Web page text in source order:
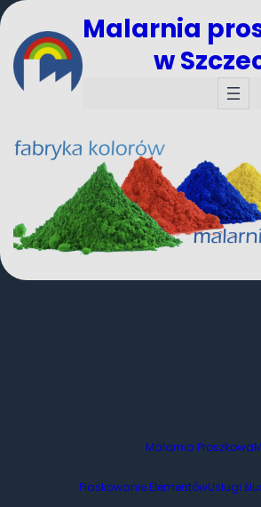
Malarnia
w
Malarnia Proszkowa
Piaskowanie ElementówUsługi